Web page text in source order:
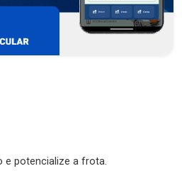
e potencialize a frota.